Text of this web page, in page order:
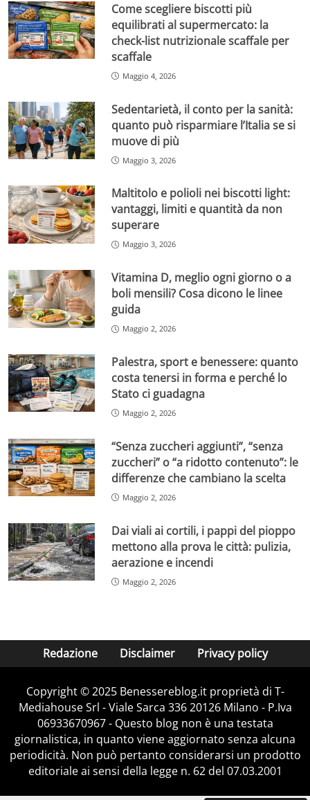
Come scegliere biscotti più
equilibrati al supermercato: la
check-list nutrizionale scaffale per
scaffale
Maggio 4, 2026
Sedentarietà, il conto per la sanità:
quanto può risparmiare l’Italia se si
muove di più
Maggio 3, 2026
Maltitolo e polioli nei biscotti light:
vantaggi, limiti e quantità da non
superare
Maggio 3, 2026
Vitamina D, meglio ogni giorno o a
boli mensili? Cosa dicono le linee
guida
Maggio 2, 2026
Palestra, sport e benessere: quanto
costa tenersi in forma e perché lo
Stato ci guadagna
Maggio 2, 2026
“Senza zuccheri aggiunti”, “senza
zuccheri” o “a ridotto contenuto”: le
differenze che cambiano la scelta
Maggio 2, 2026
Dai viali ai cortili, i pappi del pioppo
mettono alla prova le città: pulizia,
aerazione e incendi
Maggio 2, 2026
Redazione Disclaimer Privacy policy
Copyright © 2025 Benessereblog.it proprietà di T-
Mediahouse Srl - Viale Sarca 336 20126 Milano - P.Iva
06933670967 - Questo blog non è una testata
giornalistica, in quanto viene aggiornato senza alcuna
periodicità. Non può pertanto considerarsi un prodotto
editoriale ai sensi della legge n. 62 del 07.03.2001